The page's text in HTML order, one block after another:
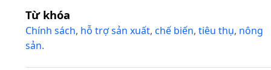
Từ khóa
Chính sách, hỗ trợ sản xuất, chế biến, tiêu thụ, nông
sản.